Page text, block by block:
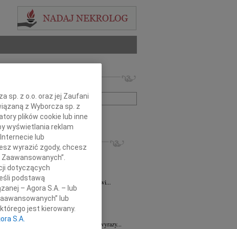
+ szukanie zaawansowane
Korony07.08.2026Wrocław
żalem i smutkiem przyjęliśmy...
Wróbel 06.08.2026
Przyjacielowi Michałowi Łuczakowi...
Wrocław
Ciskowskiej wyrazy najgłębszego...
Wrocław
Sędziemu Januszowi Kaspryszynowi wyrazy...
sp. z o.o. oraz jej Zaufani
z Wyborcza sp. z
plików cookie lub inne
wyświetlania reklam
lub
wyrazić zgody, chcesz
dotyczących
podstawą
– Agora S.A. – lub
lub
jest kierowany.
S.A.